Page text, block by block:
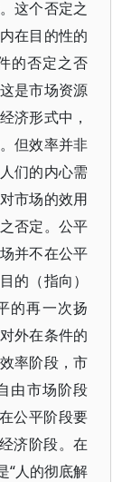
这个否定之
在目的性的
的否定之否
是市场资源
济形式中，
但效率并非
们的内心需
市场的效用
否定。公平
并不在公平
的（指向）
的再一次扬
外在条件的
率阶段，市
由市场阶段
公平阶段要
济阶段。在
“人的彻底解